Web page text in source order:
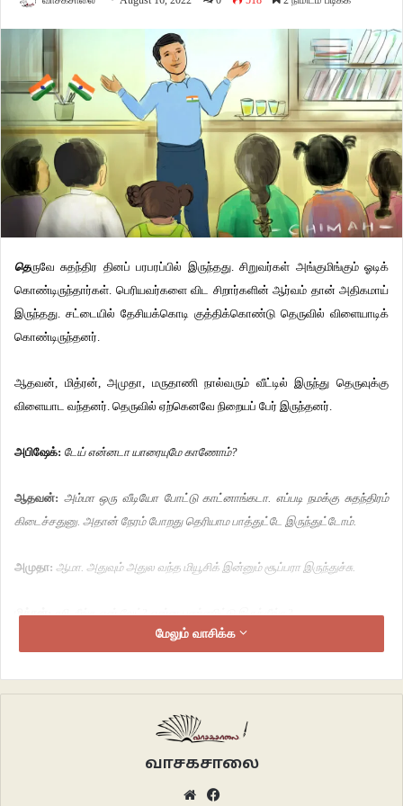
தெருவே சுதந்திர தினப் பரபரப்பில் இருந்தது. சிறுவர்கள் அங்குமிங்கும் ஓடிக்
கொண்டிருந்தார்கள். பெரியவர்களை விட சிறார்களின் ஆர்வம் தான் அதிகமாய்
இருந்தது. சட்டையில் தேசியக்கொடி குத்திக்கொண்டு தெருவில் விளையாடிக்
கொண்டிருந்தனர்.
ஆதவன், மித்ரன், அமுதா, மருதாணி நால்வரும் வீட்டில் இருந்து தெருவுக்கு
விளையாட வந்தனர். தெருவில் ஏற்கெனவே நிறையப் பேர் இருந்தனர்.
அபிஷேக்: டேய் என்னடா யாரையுமே காணோம்?
ஆதவன்: அம்மா ஒரு வீடியோ போட்டு காட்னாங்கடா. எப்படி நமக்கு சுதந்திரம்
கிடைச்சதுனு. அதான் நேரம் போறது தெரியாம பாத்துட்டே இருந்துட்டோம்.
அமுதா: ஆமா. அதுவும் அதுல வந்த மியூசிக் இன்னும் சூப்பரா இருந்துச்சு.
மித்ரன்: சரி, நீங்க ஏன் லேட்? என்ன பண்ணிட்டு இருந்தீங்க?
மேலும் வாசிக்க
வாசகசாலை
Website